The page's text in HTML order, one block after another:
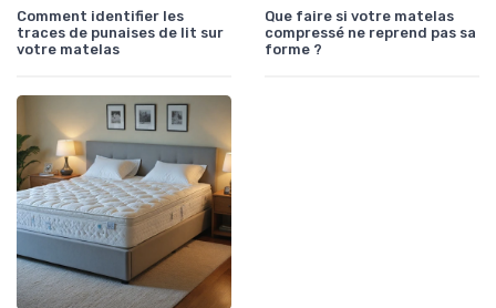
Comment identifier les
traces de punaises de lit sur
votre matelas
Que faire si votre matelas
compressé ne reprend pas sa
forme ?